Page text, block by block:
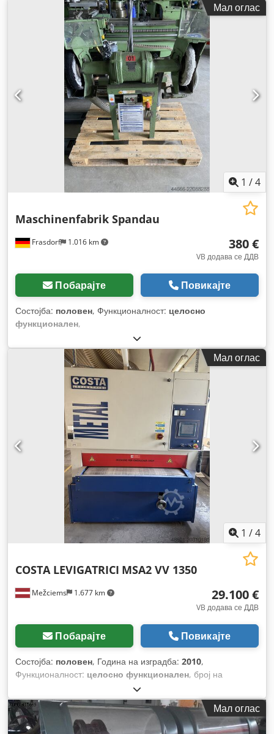
Мал оглас
1 /4
Frasdorf 1.016 km
Maschinenfabrik Spandau
380 €
VB додава се ДДВ
Побарајте Повикајте
Состојба: половен, Функционалност: целосно
функционален,
Мал оглас
1 /4
Mežciems 1.677 km
COSTA LEVIGATRICI MSA2 VV 1350
29.100 €
VB додава се ДДВ
Побарајте Повикајте
Состојба: половен, Година на изградба: 2010,
Функционалност: целосно функционален, број на
Мал оглас